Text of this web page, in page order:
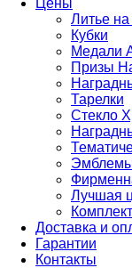
Литье на
Кубки
Медали
Призы
Тарелки
Стекло
Лучшая
Доставка и
Гарантии
Контакты